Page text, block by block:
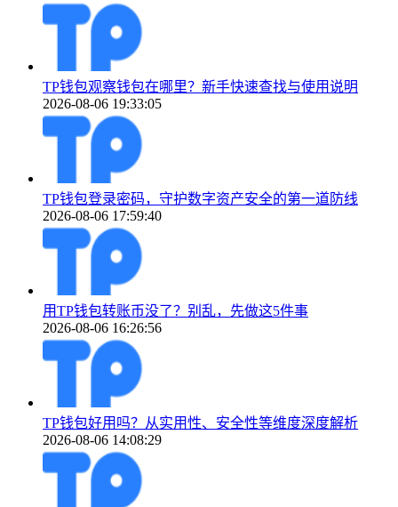
TP钱包观察钱包在哪里？新手快速查找与使用说明
2026-08-06 19:33:05
TP钱包登录密码，守护数字资产安全的第一道防线
2026-08-06 17:59:40
用TP钱包转账币没了？别乱，先做这5件事
2026-08-06 16:26:56
TP钱包好用吗？从实用性、安全性等维度深度解析
2026-08-06 14:08:29